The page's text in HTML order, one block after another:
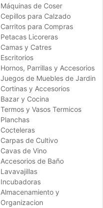
Máquinas de Coser
Cepillos para Calzado
Carritos para Compras
Petacas Licoreras
Camas y Catres
Escritorios
Hornos, Parrillas y Accesorios
Juegos de Muebles de Jardin
Cortinas y Accesorios
Bazar y Cocina
Termos y Vasos Termicos
Planchas
Cocteleras
Carpas de Cultivo
Cavas de Vino
Accesorios de Baño
Lavavajillas
Incubadoras
Almacenamiento y
Organizacion